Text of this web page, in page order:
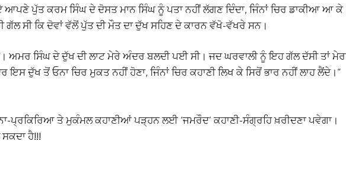
ਪੁੱਤ ਕਰਮ ਸਿੰਘ ਦੇ ਦੋਸਤ ਮਾਨ ਸਿੰਘ ਨੂੰ ਪਤਾ ਨਹੀਂ ਲੱਗਣ ਦਿੰਦਾ, ਜਿੰਨਾਂ ਚਿਰ ਡਾਕੀਆ ਆ ਕੇ
ਗੱਲ ਸੀ ਕਿ ਦੋਵਾਂ ਵੱਲੋਂ ਪੁੱਤ ਦੀ ਮੌਤ ਦਾ ਦੁੱਖ ਸਹਿਣ ਦੇ ਕਾਰਨ ਵੱਖੋ-ਵੱਖਰੇ ਸਨ।
ਅਮਰ ਸਿੰਘ ਦੇ ਦੁੱਖ ਦੀ ਲਾਟ ਮੇਰੇ ਅੰਦਰ ਬਲਦੀ ਪਈ ਸੀ। ਜਦ ਘਰਵਾਲੀ ਨੂੰ ਇਹ ਗੱਲ ਦੱਸੀ ਤਾਂ
ਦੁੱਖ ਤੋਂ ਓਨਾ ਚਿਰ ਮੁਕਤ ਨਹੀਂ ਹੋਣਾ, ਜਿੰਨਾਂ ਚਿਰ ਕਹਾਣੀ ਲਿਖ ਕੇ ਸਿਰੋਂ ਭਾਰ ਨਹੀਂ ਲਾਹ ਲੈਂਦੇ।”
ਪ੍ਰਕਿਰਿਆ ਤੇ ਮੁਕੰਮਲ ਕਹਾਣੀਆਂ ਪੜ੍ਹਨ ਲਈ ‘ਜਮਰੌਦ’ ਕਹਾਣੀ-ਸੰਗ੍ਰਹਿ ਖ਼ਰੀਦਣਾ ਪਵੇਗਾ।
ਸਕਦਾ ਹੈ!!!